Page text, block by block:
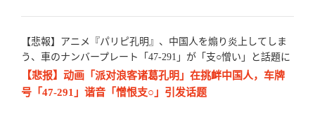
【悲報】アニメ『パリピ孔明』、中国人を煽り炎上してしま
う、車のナンバープレート「47-291」が「支○憎い」と話題に
【悲报】动画「派对浪客诸葛孔明」在挑衅中国人，车牌
号「47-291」谐音「憎恨支○」引发话题